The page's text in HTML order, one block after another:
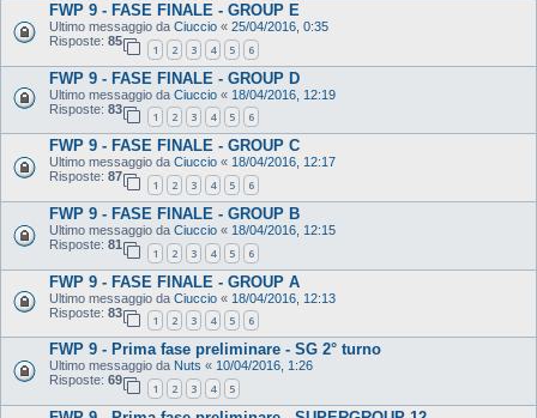
FWP 9 - FASE FINALE - GROUP E
Ultimo messaggio da Ciuccio « 25/04/2016, 0:35
Risposte: 85
1 2 3 4 5 6
FWP 9 - FASE FINALE - GROUP D
Ultimo messaggio da Ciuccio « 18/04/2016, 12:19
Risposte: 83
1 2 3 4 5 6
FWP 9 - FASE FINALE - GROUP C
Ultimo messaggio da Ciuccio « 18/04/2016, 12:17
Risposte: 87
1 2 3 4 5 6
FWP 9 - FASE FINALE - GROUP B
Ultimo messaggio da Ciuccio « 18/04/2016, 12:15
Risposte: 81
1 2 3 4 5 6
FWP 9 - FASE FINALE - GROUP A
Ultimo messaggio da Ciuccio « 18/04/2016, 12:13
Risposte: 83
1 2 3 4 5 6
FWP 9 - Prima fase preliminare - SG 2° turno
Ultimo messaggio da Nuts « 10/04/2016, 1:26
Risposte: 69
1 2 3 4 5